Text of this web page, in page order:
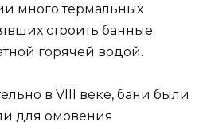
много термальных
строить банные
горячей водой.
в VIII веке, бани были
для омовения